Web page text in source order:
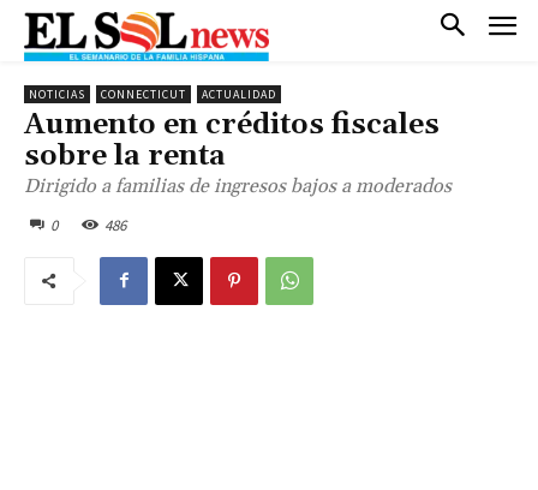
NOTICIAS CONNECTICUT ACTUALIDAD
Aumento en créditos fiscales
sobre la renta
Dirigido a familias de ingresos bajos a moderados
0 486